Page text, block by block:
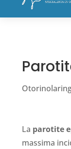
La parotite
massima